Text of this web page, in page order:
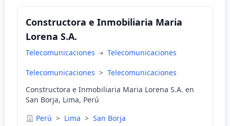
Constructora e Inmobiliaria Maria
Lorena S.A.
Telecomunicaciones Telecomunicaciones
Telecomunicaciones > Telecomunicaciones
Constructora e Inmobiliaria Maria Lorena S.A. en
San Borja, Lima, Perú
Perú > Lima > San Borja